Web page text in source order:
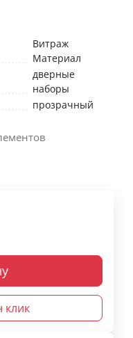
Витраж
Материал
дверные
наборы
прозрачный
клик